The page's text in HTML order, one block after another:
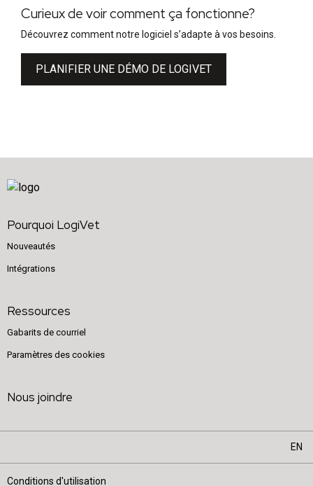
Curieux de voir comment ça fonctionne?
Découvrez comment notre logiciel s’adapte à vos besoins.
PLANIFIER UNE DÉMO DE LOGIVET
Pourquoi LogiVet
Nouveautés
Intégrations
Ressources
Gabarits de courriel
Paramètres des cookies
Nous joindre
EN
Conditions d'utilisation